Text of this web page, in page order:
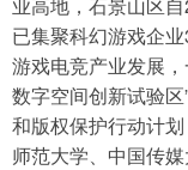
已集聚科幻游戏企
游戏电竞产业发展
数字空间创新试验
和版权保护行动计
师范大学、中国传